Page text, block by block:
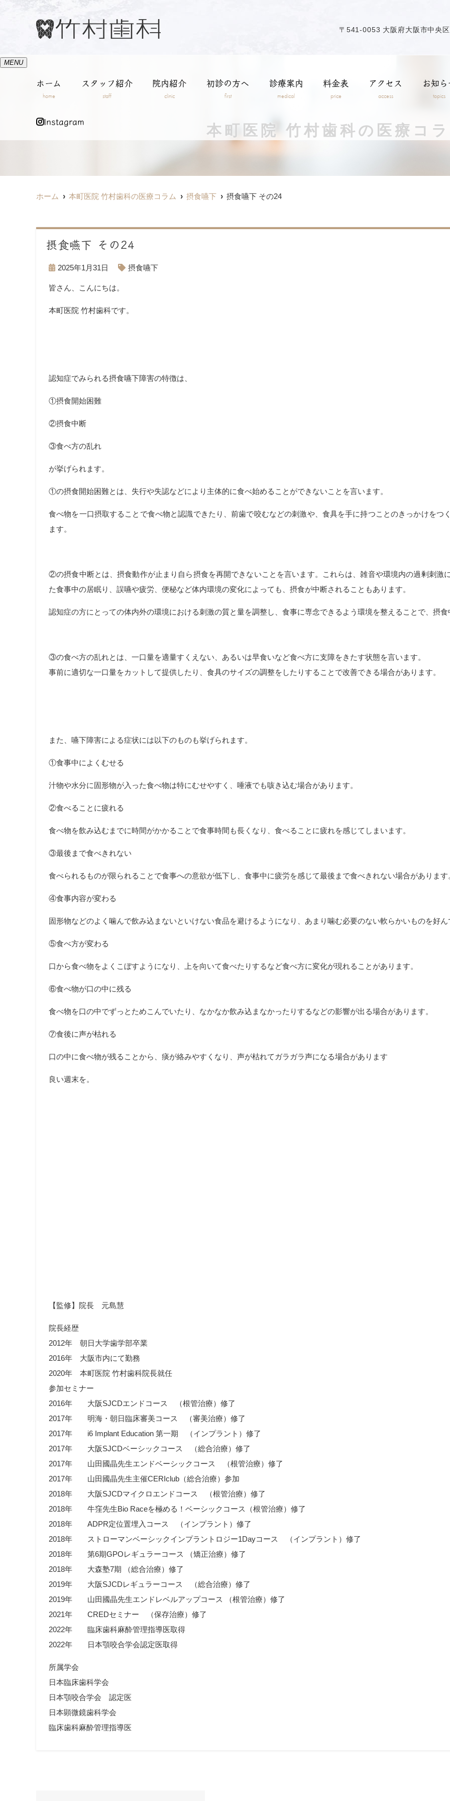
〒541-0053 大阪府大阪市中央
MENU
ホーム
home
スタッフ紹介
staff
院内紹介
clinic
初診の方へ
first
診療案内
medical
料金表
price
アクセス
access
お知ら
topics
Instagram 本町医院 竹村歯科の医療コ
ホーム 本町医院 竹村歯科の医療コラム 摂食嚥下 摂食嚥下 その24
摂食嚥下 その24
2025年1月31日 摂食嚥下
皆さん、こんにちは。
本町医院 竹村歯科です。
認知症でみられる摂食嚥下障害の特徴は、
①摂食開始困難
②摂食中断
③食べ方の乱れ
が挙げられます。
①の摂食開始困難とは、失行や失認などにより主体的に食べ始めることができないことを言います。
食べ物を一口摂取することで食べ物と認識できたり、前歯で咬むなどの刺激や、食具を手に持つことのきっかけをつ
ます。
②の摂食中断とは、摂食動作が止まり自ら摂食を再開できないことを言います。これらは、雑音や環境内の過剰刺激
た食事中の居眠り、誤嚥や疲労、便秘など体内環境の変化によっても、摂食が中断されることもあります。
認知症の方にとっての体内外の環境における刺激の質と量を調整し、食事に専念できるよう環境を整えることで、摂
③の食べ方の乱れとは、一口量を適量すくえない、あるいは早食いなど食べ方に支障をきたす状態を言います。
事前に適切な一口量をカットして提供したり、食具のサイズの調整をしたりすることで改善できる場合があります。
また、嚥下障害による症状には以下のものも挙げられます。
①食事中によくむせる
汁物や水分に固形物が入った食べ物は特にむせやすく、唾液でも咳き込む場合があります。
②食べることに疲れる
食べ物を飲み込むまでに時間がかかることで食事時間も長くなり、食べることに疲れを感じてしまいます。
③最後まで食べきれない
食べられるものが限られることで食事への意欲が低下し、食事中に疲労を感じて最後まで食べきれない場合があります
④食事内容が変わる
固形物などのよく噛んで飲み込まないといけない食品を避けるようになり、あまり噛む必要のない軟らかいものを好
⑤食べ方が変わる
口から食べ物をよくこぼすようになり、上を向いて食べたりするなど食べ方に変化が現れることがあります。
⑥食べ物が口の中に残る
食べ物を口の中でずっとためこんでいたり、なかなか飲み込まなかったりするなどの影響が出る場合があります。
⑦食後に声が枯れる
口の中に食べ物が残ることから、痰が絡みやすくなり、声が枯れてガラガラ声になる場合があります
良い週末を。
【監修】院長 元島慧
院長経歴
2012年 朝日大学歯学部卒業
2016年 大阪市内にて勤務
2020年 本町医院 竹村歯科院長就任
参加セミナー
2016年 大阪SJCDエンドコース （根管治療）修了
2017年 明海・朝日臨床審美コース （審美治療）修了
2017年 i6 Implant Education 第一期 （インプラント）修了
2017年 大阪SJCDベーシックコース （総合治療）修了
2017年 山田國晶先生エンドベーシックコース （根管治療）修了
2017年 山田國晶先生主催CERIclub（総合治療）参加
2018年 大阪SJCDマイクロエンドコース （根管治療）修了
2018年 牛窪先生Bio Raceを極める！ベーシックコース（根管治療）修了
2018年 ADPR定位置埋入コース （インプラント）修了
2018年 ストローマンベーシックインプラントロジー1Dayコース （インプラント）修了
2018年 第6期GPOレギュラーコース （矯正治療）修了
2018年 大森塾7期 （総合治療）修了
2019年 大阪SJCDレギュラーコース （総合治療）修了
2019年 山田國晶先生エンドレベルアップコース （根管治療）修了
2021年 CREDセミナー （保存治療）修了
2022年 臨床歯科麻酔管理指導医取得
2022年 日本顎咬合学会認定医取得
所属学会
日本臨床歯科学会
日本顎咬合学会 認定医
日本顕微鏡歯科学会
臨床歯科麻酔管理指導医